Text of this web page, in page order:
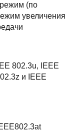
(по
увеличения
802.3u, IEEE
и IEEE